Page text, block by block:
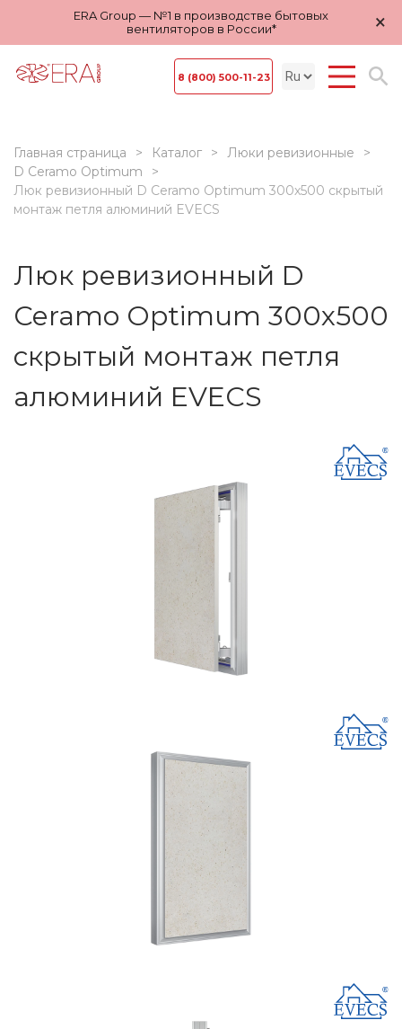
ERA Group — №1 в производстве бытовых
вентиляторов в России*
×
8 (800) 500-11-23
Главная страница Каталог
Люки ревизионные
D Ceramo Optimum
Люк ревизионный D Ceramo Optimum 300х500 скрытый
монтаж петля алюминий EVECS
Люк ревизионный D
Ceramo Optimum 300х500
скрытый монтаж петля
алюминий EVECS